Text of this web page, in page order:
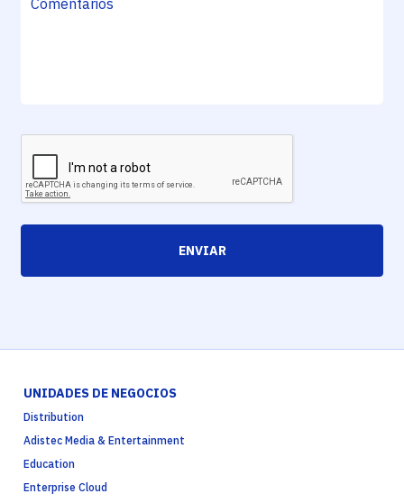
ENVIAR
UNIDADES DE NEGOCIOS
Distribution
Adistec Media & Entertainment
Education
Enterprise Cloud